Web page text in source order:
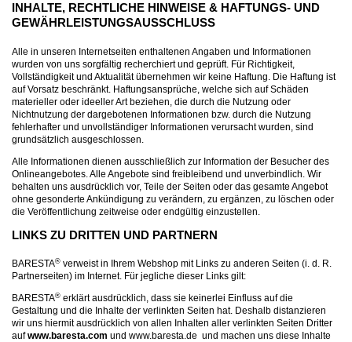
INHALTE, RECHTLICHE HINWEISE & HAFTUNGS- UND
GEWÄHRLEISTUNGSAUSSCHLUSS
Alle in unseren Internetseiten enthaltenen Angaben und Informationen
wurden von uns sorgfältig recherchiert und geprüft. Für Richtigkeit,
Vollständigkeit und Aktualität übernehmen wir keine Haftung. Die Haftung ist
auf Vorsatz beschränkt. Haftungsansprüche, welche sich auf Schäden
materieller oder ideeller Art beziehen, die durch die Nutzung oder
Nichtnutzung der dargebotenen Informationen bzw. durch die Nutzung
fehlerhafter und unvollständiger Informationen verursacht wurden, sind
grundsätzlich ausgeschlossen.
Alle Informationen dienen ausschließlich zur Information der Besucher des
Onlineangebotes. Alle Angebote sind freibleibend und unverbindlich. Wir
behalten uns ausdrücklich vor, Teile der Seiten oder das gesamte Angebot
ohne gesonderte Ankündigung zu verändern, zu ergänzen, zu löschen oder
die Veröffentlichung zeitweise oder endgültig einzustellen.
LINKS ZU DRITTEN UND PARTNERN
BARESTA® verweist in Ihrem Webshop mit Links zu anderen Seiten (i. d. R.
Partnerseiten) im Internet. Für jegliche dieser Links gilt:
BARESTA® erklärt ausdrücklich, dass sie keinerlei Einfluss auf die
Gestaltung und die Inhalte der verlinkten Seiten hat. Deshalb distanzieren
wir uns hiermit ausdrücklich von allen Inhalten aller verlinkten Seiten Dritter
aufwww.baresta.com und www.baresta.de und machen uns diese Inhalte